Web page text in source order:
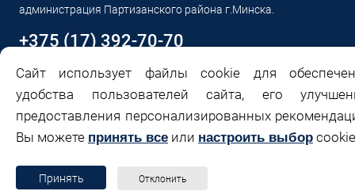
администрация Партизанского района г.Минска.
+375 (17) 392-70-70
Email:sales@profitools.by
Пн-Пт: с 9:00 до 18:00 Сб,Вс: Выходной
Сайт использует файлы cookie для
удобства пользователей сайта, его
предоставления персонализированных
Вы можете принять все или настроить выбор
Принять Отклонить